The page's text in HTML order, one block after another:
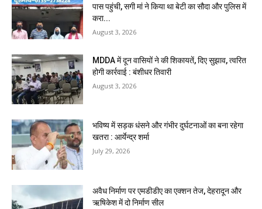
पास पहुंची, सगी मां ने किया था बेटी का सौदा और पुलिस में
करा...
August 3, 2026
MDDA में दून वासियों ने की शिकायतें, दिए सुझाव, त्वरित
होगी कार्रवाई : बंशीधर तिवारी
August 3, 2026
भविष्य में सड़क धंसने और गंभीर दुर्घटनाओं का बना रहेगा
खतरा : आर्येन्द्र शर्मा
July 29, 2026
अवैध निर्माण पर एमडीडीए का एक्शन तेज, देहरादून और
ऋषिकेश में दो निर्माण सील